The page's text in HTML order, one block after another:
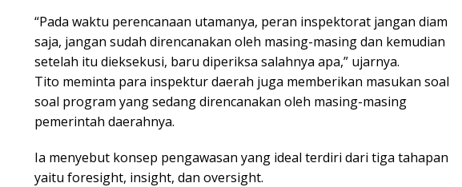
“Pada waktu perencanaan utamanya, peran inspektorat jangan diam
saja, jangan sudah direncanakan oleh masing-masing dan kemudian
setelah itu dieksekusi, baru diperiksa salahnya apa,” ujarnya.
Tito meminta para inspektur daerah juga memberikan masukan soal
soal program yang sedang direncanakan oleh masing-masing
pemerintah daerahnya.
Ia menyebut konsep pengawasan yang ideal terdiri dari tiga tahapan
yaitu foresight, insight, dan oversight.